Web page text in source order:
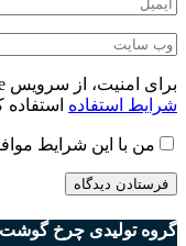
برای امنیت، از سرویس reCAPTCHA Google
شرایط استفاده استفاده
من با این شرایط
گروه تولیدی چرخ